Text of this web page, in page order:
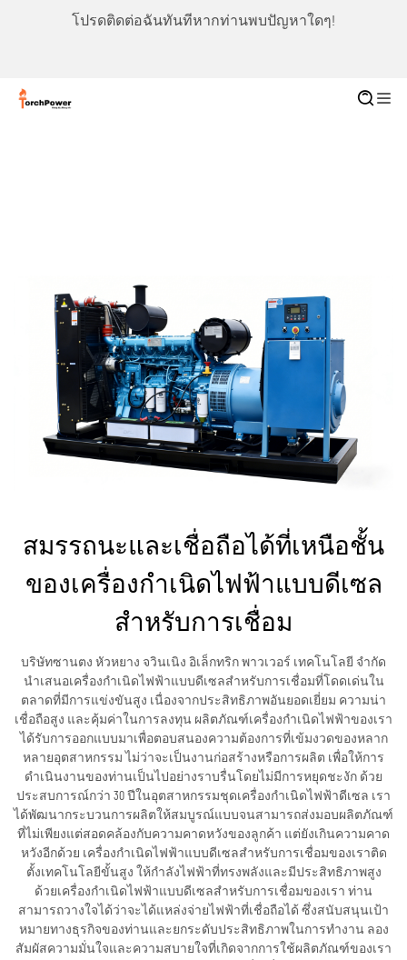
โปรดติดต่อฉันทันทีหากท่านพบปัญหาใดๆ!
สมรรถนะและเชื่อถือได้ที่เหนือชั้น
ของเครื่องกำเนิดไฟฟ้าแบบดีเซล
สำหรับการเชื่อม
บริษัทซานตง หัวหยาง จวินเนิง อิเล็กทริก พาวเวอร์ เทคโนโลยี จำกัด
นำเสนอเครื่องกำเนิดไฟฟ้าแบบดีเซลสำหรับการเชื่อมที่โดดเด่นใน
ตลาดที่มีการแข่งขันสูง เนื่องจากประสิทธิภาพอันยอดเยี่ยม ความน่า
เชื่อถือสูง และคุ้มค่าในการลงทุน ผลิตภัณฑ์เครื่องกำเนิดไฟฟ้าของเรา
ได้รับการออกแบบมาเพื่อตอบสนองความต้องการที่เข้มงวดของหลาก
หลายอุตสาหกรรม ไม่ว่าจะเป็นงานก่อสร้างหรือการผลิต เพื่อให้การ
ดำเนินงานของท่านเป็นไปอย่างราบรื่นโดยไม่มีการหยุดชะงัก ด้วย
ประสบการณ์กว่า 30 ปีในอุตสาหกรรมชุดเครื่องกำเนิดไฟฟ้าดีเซล เรา
ได้พัฒนากระบวนการผลิตให้สมบูรณ์แบบจนสามารถส่งมอบผลิตภัณฑ์
ที่ไม่เพียงแต่สอดคล้องกับความคาดหวังของลูกค้า แต่ยังเกินความคาด
หวังอีกด้วย เครื่องกำเนิดไฟฟ้าแบบดีเซลสำหรับการเชื่อมของเราติด
ตั้งเทคโนโลยีขั้นสูง ให้กำลังไฟฟ้าที่ทรงพลังและมีประสิทธิภาพสูง
ด้วยเครื่องกำเนิดไฟฟ้าแบบดีเซลสำหรับการเชื่อมของเรา ท่าน
สามารถวางใจได้ว่าจะได้แหล่งจ่ายไฟฟ้าที่เชื่อถือได้ ซึ่งสนับสนุนเป้า
หมายทางธุรกิจของท่านและยกระดับประสิทธิภาพในการทำงาน ลอง
สัมผัสความมั่นใจและความสบายใจที่เกิดจากการใช้ผลิตภัณฑ์ของเรา